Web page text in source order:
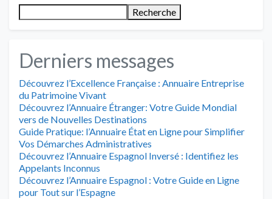
Recherche
Derniers messages
Découvrez l’Excellence Française : Annuaire Entreprise
du Patrimoine Vivant
Découvrez l’Annuaire Étranger: Votre Guide Mondial
vers de Nouvelles Destinations
Guide Pratique: l’Annuaire État en Ligne pour Simplifier
Vos Démarches Administratives
Découvrez l’Annuaire Espagnol Inversé : Identifiez les
Appelants Inconnus
Découvrez l’Annuaire Espagnol : Votre Guide en Ligne
pour Tout sur l’Espagne